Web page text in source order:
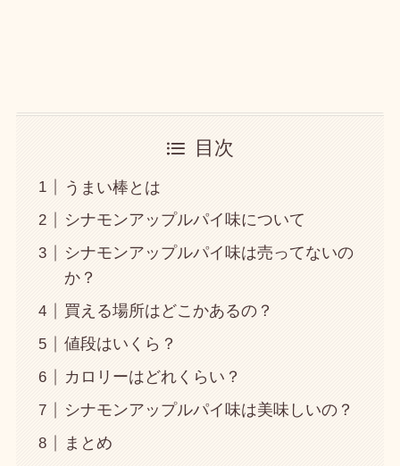
目次
うまい棒とは
シナモンアップルパイ味について
シナモンアップルパイ味は売ってないの
か？
買える場所はどこかあるの？
値段はいくら？
カロリーはどれくらい？
シナモンアップルパイ味は美味しいの？
まとめ